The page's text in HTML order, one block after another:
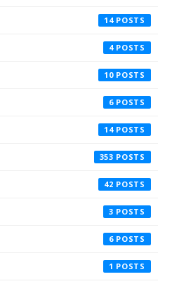
14
4
10
6
14
353
42
3
6
1